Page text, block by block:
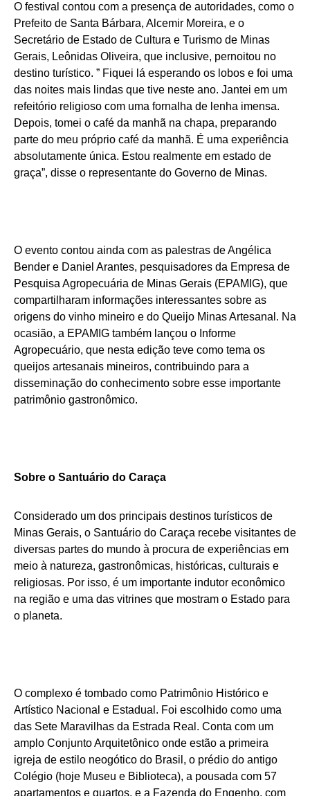
O festival contou com a presença de autoridades, como o
Prefeito de Santa Bárbara, Alcemir Moreira, e o
Secretário de Estado de Cultura e Turismo de Minas
Gerais, Leônidas Oliveira, que inclusive, pernoitou no
destino turístico. ” Fiquei lá esperando os lobos e foi uma
das noites mais lindas que tive neste ano. Jantei em um
refeitório religioso com uma fornalha de lenha imensa.
Depois, tomei o café da manhã na chapa, preparando
parte do meu próprio café da manhã. É uma experiência
absolutamente única. Estou realmente em estado de
graça”, disse o representante do Governo de Minas.
O evento contou ainda com as palestras de Angélica
Bender e Daniel Arantes, pesquisadores da Empresa de
Pesquisa Agropecuária de Minas Gerais (EPAMIG), que
compartilharam informações interessantes sobre as
origens do vinho mineiro e do Queijo Minas Artesanal. Na
ocasião, a EPAMIG também lançou o Informe
Agropecuário, que nesta edição teve como tema os
queijos artesanais mineiros, contribuindo para a
disseminação do conhecimento sobre esse importante
patrimônio gastronômico.
Sobre o Santuário do Caraça
Considerado um dos principais destinos turísticos de
Minas Gerais, o Santuário do Caraça recebe visitantes de
diversas partes do mundo à procura de experiências em
meio à natureza, gastronômicas, históricas, culturais e
religiosas. Por isso, é um importante indutor econômico
na região e uma das vitrines que mostram o Estado para
o planeta.
O complexo é tombado como Patrimônio Histórico e
Artístico Nacional e Estadual. Foi escolhido como uma
das Sete Maravilhas da Estrada Real. Conta com um
amplo Conjunto Arquitetônico onde estão a primeira
igreja de estilo neogótico do Brasil, o prédio do antigo
Colégio (hoje Museu e Biblioteca), a pousada com 57
apartamentos e quartos, e a Fazenda do Engenho, com